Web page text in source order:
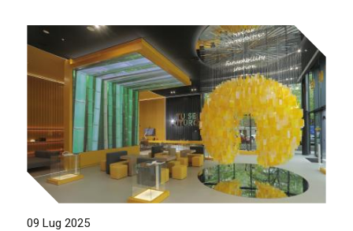
09 Lug 2025